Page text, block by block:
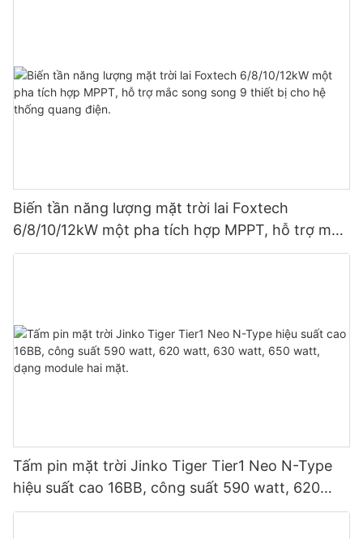
Biến tần năng lượng mặt trời lai Foxtech
6/8/10/12kW một pha tích hợp MPPT, hỗ trợ mắc
song song 9 thiết bị cho hệ thống quang điện.
Tấm pin mặt trời Jinko Tiger Tier1 Neo N-Type
hiệu suất cao 16BB, công suất 590 watt, 620
watt, 630 watt, 650 watt, dạng module hai mặt.